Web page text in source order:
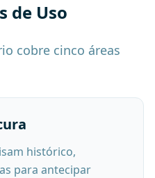
de Uso
cobre cinco áreas
histórico,
para antecipar